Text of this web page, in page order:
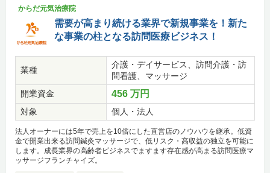
からだ元気治療院
需要が高まり続ける業界で新規事業を！新た
な事業の柱となる訪問医療ビジネス！
業種
介護・デイサービス、訪問介護・訪
問看護、マッサージ
開業資金
456 万円
対象 個人・法人
法人オーナーには5年で売上を10倍にした直営店のノウハウを継承。低資
金で開業出来る訪問鍼灸マッサージで、低リスク・高収益の独立を可能に
します。成長業界の高齢者ビジネスでますます存在感が高まる訪問医療マ
ッサージフランチャイズ。